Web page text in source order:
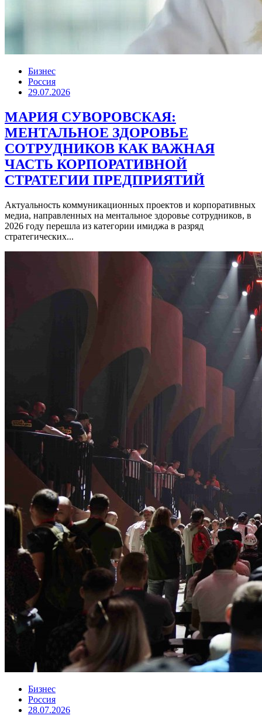
Бизнес
Россия
29.07.2026
МАРИЯ СУВОРОВСКАЯ:
МЕНТАЛЬНОЕ ЗДОРОВЬЕ
СОТРУДНИКОВ КАК ВАЖНАЯ
ЧАСТЬ КОРПОРАТИВНОЙ
СТРАТЕГИИ ПРЕДПРИЯТИЙ
Актуальность коммуникационных проектов и корпоративных
медиа, направленных на ментальное здоровье сотрудников, в
2026 году перешла из категории имиджа в разряд
стратегических...
Бизнес
Россия
28.07.2026